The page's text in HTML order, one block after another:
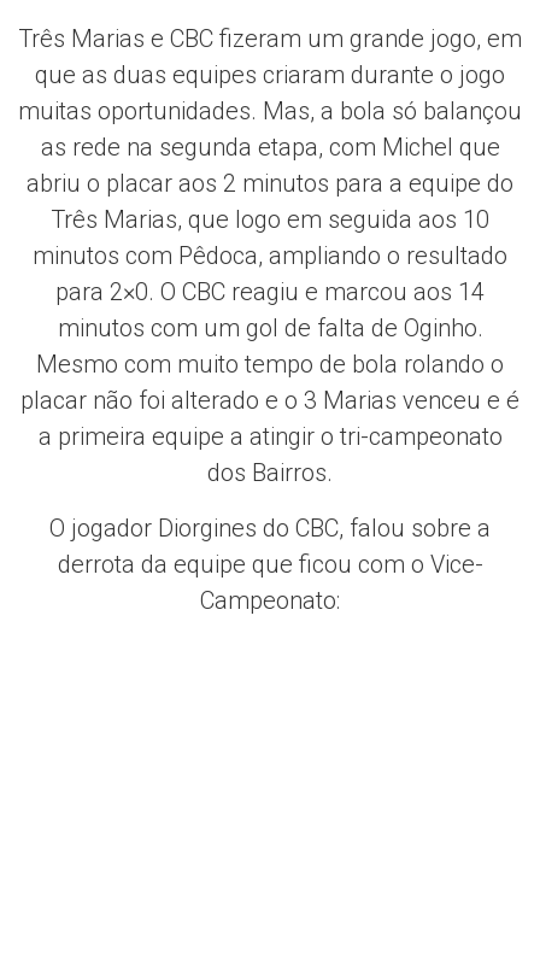
Três Marias e CBC fizeram um grande jogo, em
que as duas equipes criaram durante o jogo
muitas oportunidades. Mas, a bola só balançou
as rede na segunda etapa, com Michel que
abriu o placar aos 2 minutos para a equipe do
Três Marias, que logo em seguida aos 10
minutos com Pêdoca, ampliando o resultado
para 2×0. O CBC reagiu e marcou aos 14
minutos com um gol de falta de Oginho.
Mesmo com muito tempo de bola rolando o
placar não foi alterado e o 3 Marias venceu e é
a primeira equipe a atingir o tri-campeonato
dos Bairros.
O jogador Diorgines do CBC, falou sobre a
derrota da equipe que ficou com o Vice-
Campeonato: